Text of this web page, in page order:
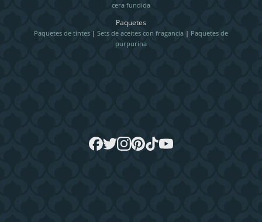
cera fundida
Paquetes
Paquetes de tintes | Sets de aceites con fragancia | Paquetes de
purpurina